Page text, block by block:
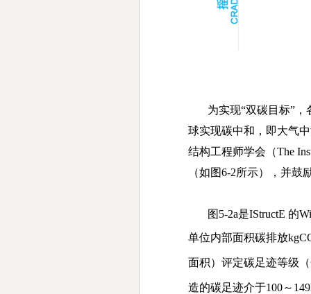
为实现“双碳目标”
球实现碳中和，即大气
结构工程师学会（The
（如图6-2所示）， 并鼓
图5-2a是IStructE 的
单位内部面积碳排放
面积）评定碳足迹等级
造的碳足迹介于100～